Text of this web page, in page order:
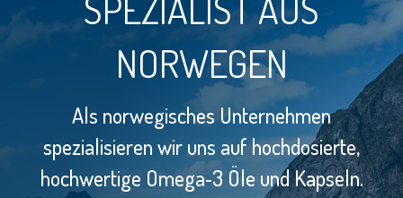
SPEZIALIST AUS
NORWEGEN
Als norwegisches Unternehmen
spezialisieren wir uns auf hochdosierte,
hochwertige Omega‑3 Öle und Kapseln.